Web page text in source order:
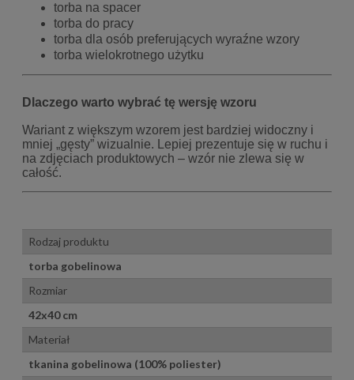
torba na spacer
torba do pracy
torba dla osób preferujących wyraźne wzory
torba wielokrotnego użytku
Dlaczego warto wybrać tę wersję wzoru
Wariant z większym wzorem jest bardziej widoczny i
mniej „gęsty” wizualnie. Lepiej prezentuje się w ruchu i
na zdjęciach produktowych – wzór nie zlewa się w
całość.
Rodzaj produktu
torba gobelinowa
Rozmiar
42x40 cm
Materiał
tkanina gobelinowa (100% poliester)